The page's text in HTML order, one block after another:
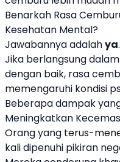
Benarkah Rasa
Kesehatan Mental?
Jawabannya adalahya.
Jika berlangsung
dengan baik, rasa
memengaruhi kondisi
Beberapa dampak
Meningkatkan
Orang yang terus-
kali dipenuhi pikiran